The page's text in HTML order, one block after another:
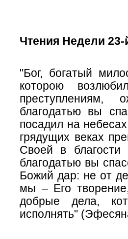
Чтения Недели
"Бог, богатый
которою
благодатью вы
посадил на
грядущих веках
Своей в
благодатью вы
Божий дар: не от
мы – Его
добрые дела,
исполнять"